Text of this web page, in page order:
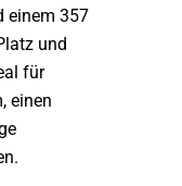
einem 357
und
für
einen